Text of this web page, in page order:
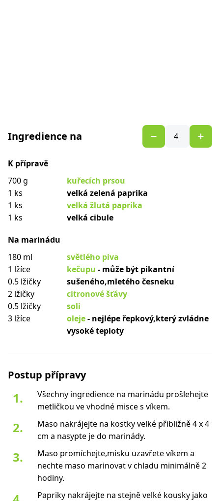
Ingredience na
K přípravě
700 g
kuřecích prsou
1 ks
velká zelená paprika
1 ks
velká žlutá paprika
1 ks
velká cibule
Na marinádu
180 ml
světlého piva
1 lžíce
kečupu - může být pikantní
0.5 lžičky
sušeného,mletého česneku
2 lžičky
citronové šťávy
0.5 lžičky
soli
3 lžíce
oleje- nejlépe řepkový,který zvládne
vysoké teploty
Postup přípravy
Všechny ingredience na marinádu prošlehejte
metličkou ve vhodné misce s víkem.
Maso nakrájejte na kostky velké přibližně 4 x 4
cm a nasypte je do marinády.
Maso promíchejte,misku uzavřete víkem a
nechte maso marinovat v chladu minimálně 2
hodiny.
Papriky nakrájejte na stejně velké kousky jako